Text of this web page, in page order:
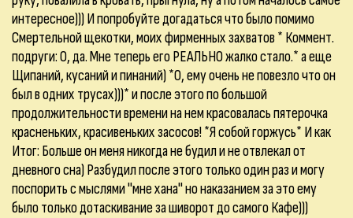
интересное))) И попробуйте догадаться что было помимо
Смертельной щекотки, моих фирменных захватов * Коммент.
подруги: О, да. Мне теперь его РЕАЛЬНО жалко стало.* а еще
Щипаний, кусаний и пинаний) *О, ему очень не повезло что он
был в одних трусах)))* и после этого по большой
продолжительности времени на нем красовалась пятерочка
красненьких, красивеньких засосов! *Я собой горжусь* И как
Итог: Больше он меня никогда не будил и не отвлекал от
дневного сна) Разбудил после этого только один раз и могу
поспорить с мыслями "мне хана" но наказанием за это ему
было только дотаскивание за шиворот до самого Кафе)))